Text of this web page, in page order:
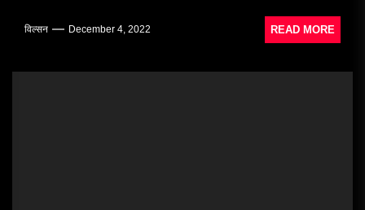
विल्सन December 4, 2022 READ MORE